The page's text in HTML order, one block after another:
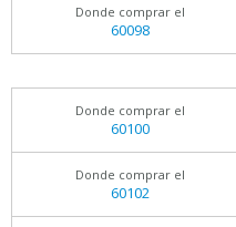
Donde comprar el
60098
Donde comprar el
60100
Donde comprar el
60102